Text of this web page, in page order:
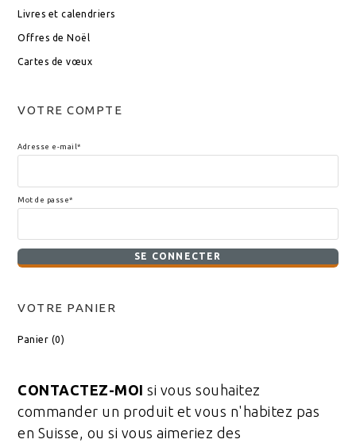
Livres et calendriers
Offres de Noël
Cartes de vœux
VOTRE COMPTE
Adresse e-mail*
Mot de passe*
VOTRE PANIER
Panier (0)
CONTACTEZ-MOI si vous souhaitez
commander un produit et vous n'habitez pas
en Suisse, ou si vous aimeriez des